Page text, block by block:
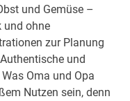
und Gemüse –
und ohne
zur Planung
und
Oma und Opa
Nutzen sein, denn